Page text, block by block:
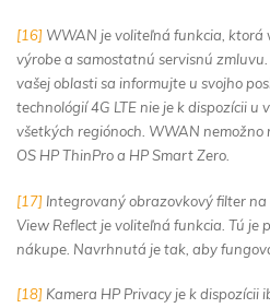
[16] WWAN je voliteľná funkcia,
výrobe a samostatnú servisnú
vašej oblasti sa informujte u svojho
technológií 4G LTE nie je k dispozícii u
všetkých regiónoch. WWAN
OS HP ThinPro a HP Smart Zero.
[17] Integrovaný obrazovkový filter
View Reflect je voliteľná funkcia. Tú
nákupe. Navrhnutá je tak, aby
[18] Kamera HP Privacy je k dispozícii